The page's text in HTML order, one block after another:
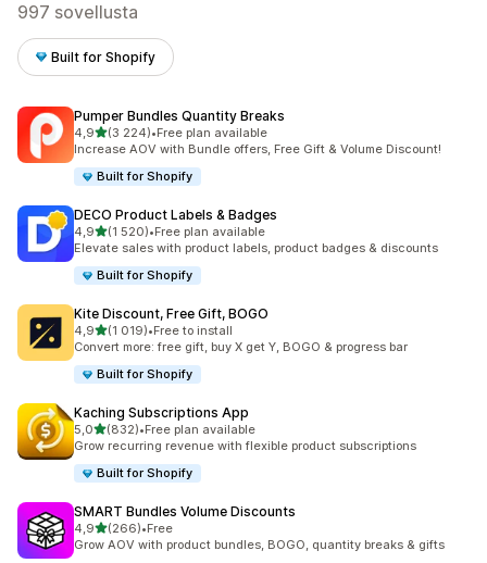
997 sovellusta
Built for Shopify
Pumper Bundles Quantity Breaks
4,9/ 5 tähteä
(3 224)
3224 arvostelua yhteensä
•Free plan available
Increase AOV with Bundle offers, Free Gift & Volume Discount!
Built for Shopify
DECO Product Labels & Badges
4,9/ 5 tähteä
(1 520)
1520 arvostelua yhteensä
•Free plan available
Elevate sales with product labels, product badges & discounts
Built for Shopify
Kite Discount, Free Gift, BOGO
4,9/ 5 tähteä
(1 019)
1019 arvostelua yhteensä
•Free to install
Convert more: free gift, buy X get Y, BOGO & progress bar
Built for Shopify
Kaching Subscriptions App
5,0/ 5 tähteä
(832)
832 arvostelua yhteensä
•Free plan available
Grow recurring revenue with flexible product subscriptions
Built for Shopify
SMART Bundles Volume Discounts
4,9/ 5 tähteä
(266)
266 arvostelua yhteensä
•Free
Grow AOV with product bundles, BOGO, quantity breaks & gifts